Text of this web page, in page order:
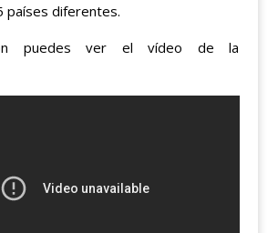
países diferentes.
puedes ver el vídeo de la